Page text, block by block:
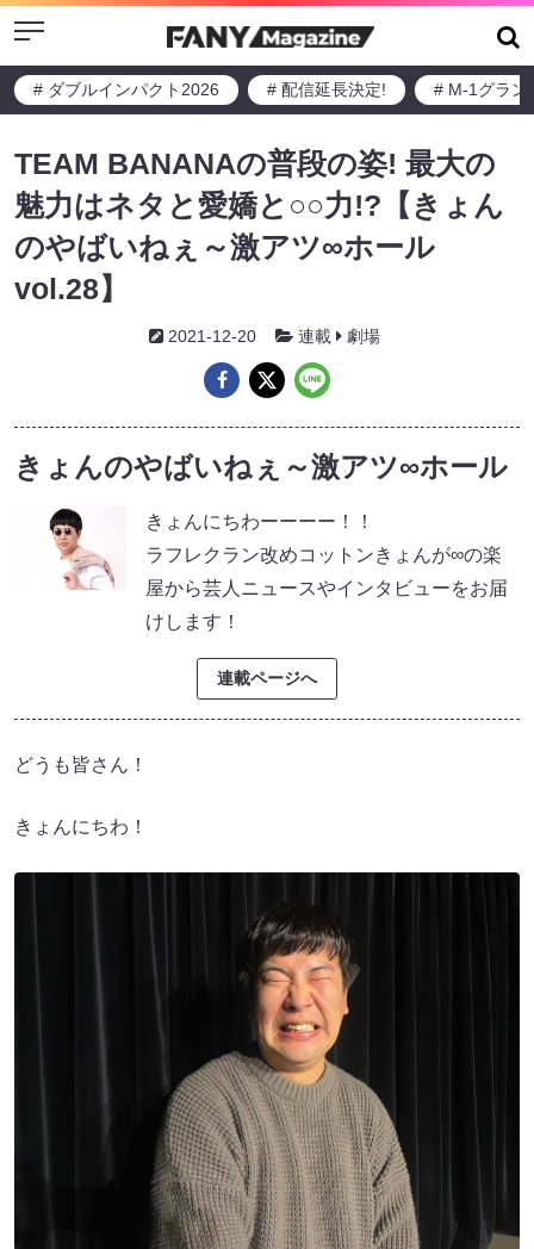
Menu
# ダブルインパクト2026 # 配信延長決定! # M-1グラン
TEAM BANANAの普段の姿! 最大の
魅力はネタと愛嬌と○○力!?【きょん
のやばいねぇ～激アツ∞ホール
vol.28】
2021-12-20 連載 劇場
きょんのやばいねぇ～激アツ∞ホール
きょんにちわーーーー！！
ラフレクラン改めコットンきょんが∞の楽
屋から芸人ニュースやインタビューをお届
けします！
連載ページへ
どうも皆さん！
きょんにちわ！